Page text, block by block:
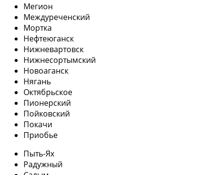
Мегион
Междуреченский
Мортка
Нефтеюганск
Нижневартовск
Нижнесортымский
Новоаганск
Нягань
Октябрьское
Пионерский
Пойковский
Покачи
Приобье
Пыть-Ях
Радужный